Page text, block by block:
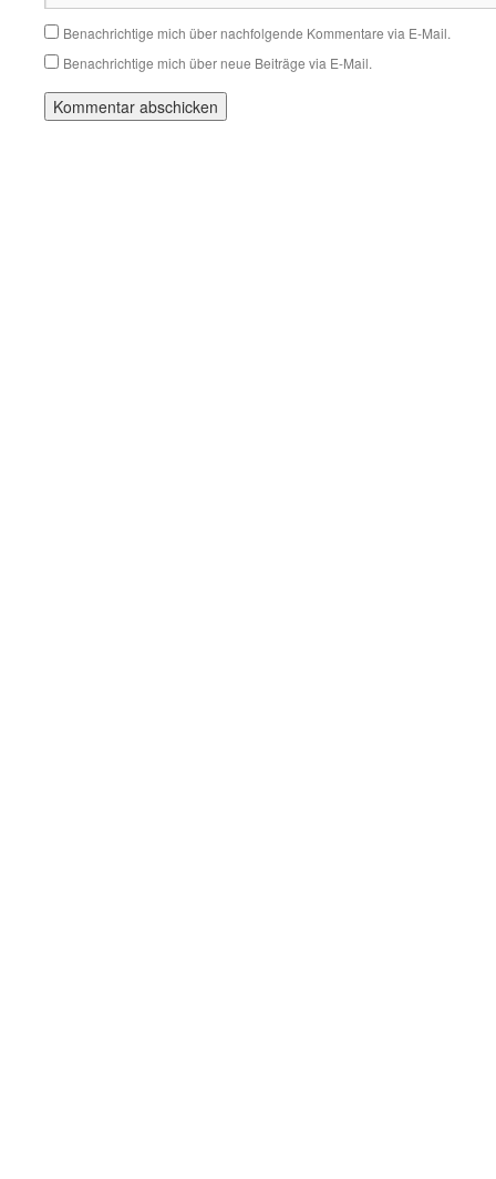
Benachrichtige mich über nachfolgende Kommentare via E-Mail.
Benachrichtige mich über neue Beiträge via E-Mail.